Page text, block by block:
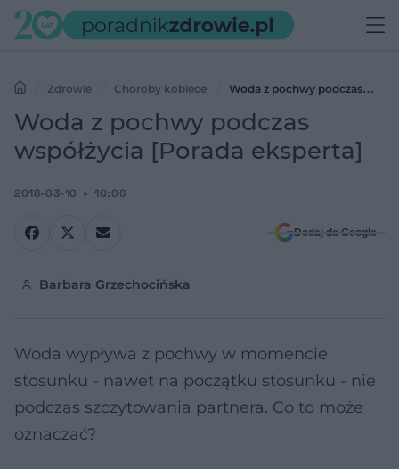
Zdrowie Choroby kobiece
Woda z pochwy podczas
współżycia [Porada eksperta]
Woda z pochwy podczas
współżycia [Porada eksperta]
2018-03-10 10:06
Dodaj do Google
Barbara Grzechocińska
Woda wypływa z pochwy w momencie
stosunku - nawet na początku stosunku - nie
podczas szczytowania partnera. Co to może
oznaczać?